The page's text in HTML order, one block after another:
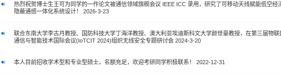
热烈祝贺博士生王可为同学的一作论文被通信领域旗舰会议 IEEE ICC 录用，研究了可移动天线赋能低空经
隐蔽通感一体化系统设计！ 2026-3-23
联合东南大学李古月教授、国防科技大学丁海洋教授、澳大利亚埃迪斯科文大学颜世豪教授，在第三届物联
通信与智能技术国际会议(IoTCIT 2024)组织无线安全专题研讨会 2024-3-20
本人目前招收学术型和专业型硕士，名额充足，欢迎考研同学积极联系！ 2022-12-31